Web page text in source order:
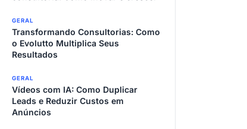
GERAL
Transformando Consultorias: Como
o Evolutto Multiplica Seus
Resultados
GERAL
Vídeos com IA: Como Duplicar
Leads e Reduzir Custos em
Anúncios